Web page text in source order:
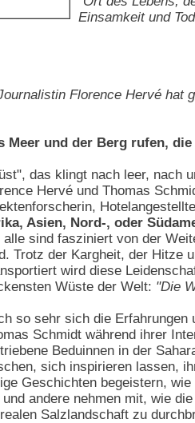
Einsamkeit und
Florence Hervé hat
Meer und der Berg rufen,
das klingt nach leer, nach
Hervé und Thomas
Asien, Nord-, oder
alle sind fasziniert von der
Trotz der Kargheit, der Hitze
wird diese
Wüste der Welt: "Die
so sehr sich die
Schmidt während ihrer
Beduinnen in der
sich inspirieren lassen,
Geschichten begeistern,
und andere nehmen mit, wie
Salzlandschaft zu